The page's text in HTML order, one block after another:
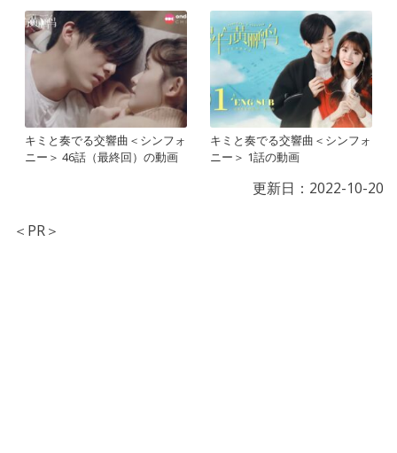
キミと奏でる交響曲＜シンフォ
ニー＞ 46話（最終回）の動画
キミと奏でる交響曲＜シンフォ
ニー＞ 1話の動画
更新日： 2022-10-20
＜PR＞